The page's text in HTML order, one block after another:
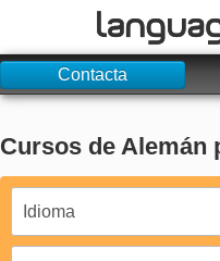
Contacto
EXPLORAR
Contacta
Cursos de Alemán